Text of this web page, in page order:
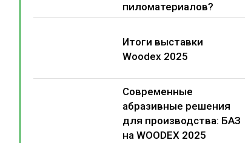
пиломатериалов?
Итоги выставки
Woodex 2025
Современные
абразивные решения
для производства: БАЗ
на WOODEX 2025